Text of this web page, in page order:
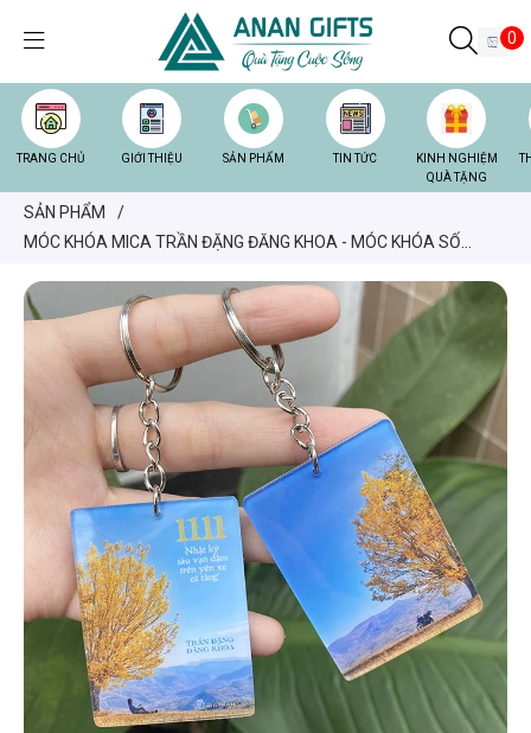
0
TRANG CHỦ GIỚI THIỆU SẢN PHẨM TIN TỨC
KINH NGHIỆM
QUÀ TẶNG
SẢN PHẨM
/
MÓC KHÓA MICA TRẦN ĐẶNG ĐĂNG KHOA - MÓC KHÓA SỐ